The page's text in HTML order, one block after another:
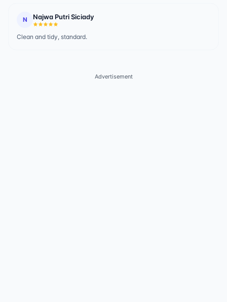
N Najwa Putri Siciady
Clean and tidy, standard.
Advertisement